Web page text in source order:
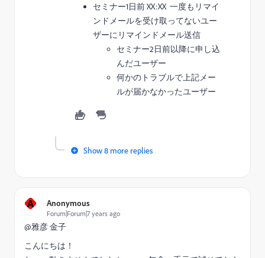
セミナー1日前 XX:XX 一度もリマイ
ンドメールを受け取ってないユー
ザーにリマインドメール送信
セミナー2日前以降に申し込
んだユーザー
何かのトラブルで上記メー
ルが届かなかったユーザー
Show 8 more replies
A Anonymous
Forum|Forum|7 years ago
@雅彦 金子​
こんにちは！